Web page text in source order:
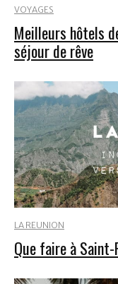
VOYAGES
Meilleurs hôtels
séjour de rêve
LA REUNION
Que faire à